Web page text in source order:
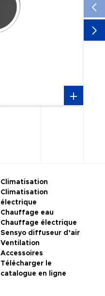
Climatisation
Climatisation
électrique
Chauffage eau
Chauffage électrique
Sensyo diffuseur d’air
Ventilation
Accessoires
Télécharger le
catalogue en ligne